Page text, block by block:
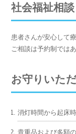
社会福祉相談
患者さんが安心して
ご相談は予約制では
お守りいた
消灯時間から起床
貴重品および多額